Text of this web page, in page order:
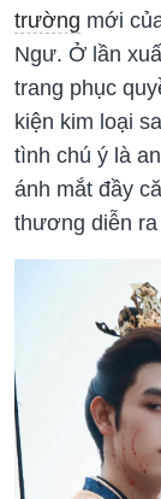
trường mới
Ngư. Ở lần
trang phục
kiện kim loại
tình chú ý là
ánh mắt đầy
thương diễn ra